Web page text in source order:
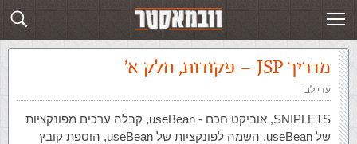
תגית: useBean פוסטים חדשים
מדריך JSP – פקודות, חלק א'
עדי לב
SNIPLETS, אוביקט חכם - useBean, קבלה ערכים מפונקציות
של useBean, השמה לפונקציות של useBean, הוספת קובץ